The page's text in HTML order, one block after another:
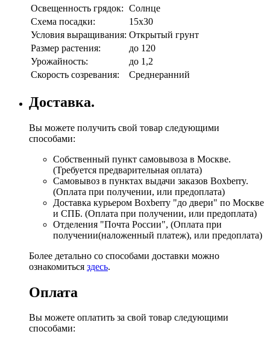
Освещенность грядок: Солнце
Схема посадки:
15х30
Условия выращивания: Открытый грунт
Размер растения:
до 120
Урожайность:
до 1,2
Скорость созревания:
Среднеранний
Доставка.
Вы можете получить свой товар следующими
способами:
Собственный пункт самовывоза в Москве.
(Требуется предварительная оплата)
Самовывоз в пунктах выдачи заказов Boxberry.
(Оплата при получении, или предоплата)
Доставка курьером Boxberry "до двери" по Москве
и СПБ. (Оплата при получении, или предоплата)
Отделения "Почта России", (Оплата при
получении(наложенный платеж), или предоплата)
Более детально со способами доставки можно
ознакомиться здесь.
Оплата
Вы можете оплатить за свой товар следующими
способами: